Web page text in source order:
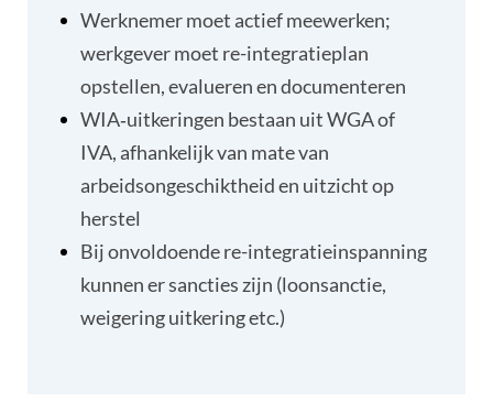
Werknemer moet actief meewerken;
werkgever moet re-integratieplan
opstellen, evalueren en documenteren
WIA‑uitkeringen bestaan uit WGA of
IVA, afhankelijk van mate van
arbeidsongeschiktheid en uitzicht op
herstel
Bij onvoldoende re-integratieinspanning
kunnen er sancties zijn (loonsanctie,
weigering uitkering etc.)